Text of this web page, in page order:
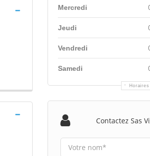
Horaires
Mercredi
Jeudi
Vendredi
Samedi
Contactez Sas